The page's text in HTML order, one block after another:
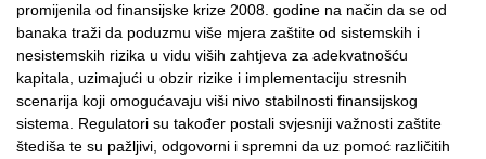
promijenila od finansijske krize 2008. godine na način da se od
banaka traži da poduzmu više mjera zaštite od sistemskih i
nesistemskih rizika u vidu viših zahtjeva za adekvatnošću
kapitala, uzimajući u obzir rizike i implementaciju stresnih
scenarija koji omogućavaju viši nivo stabilnosti finansijskog
sistema. Regulatori su također postali svjesniji važnosti zaštite
štediša te su pažljivi, odgovorni i spremni da uz pomoć različitih